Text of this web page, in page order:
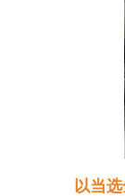
以当